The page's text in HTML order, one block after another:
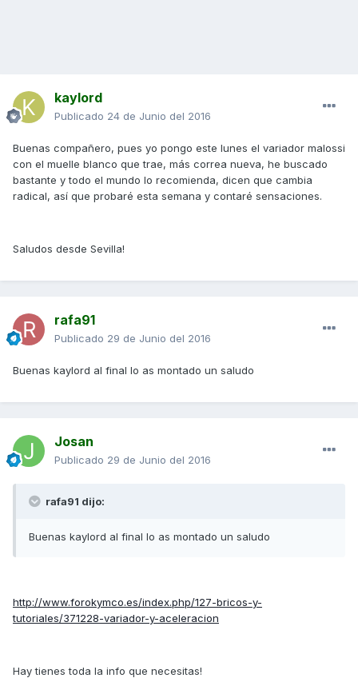
kaylord
Publicado 24 de Junio del 2016
Buenas compañero, pues yo pongo este lunes el variador malossi
con el muelle blanco que trae, más correa nueva, he buscado
bastante y todo el mundo lo recomienda, dicen que cambia
radical, así que probaré esta semana y contaré sensaciones.
Saludos desde Sevilla!
rafa91
Publicado 29 de Junio del 2016
Buenas kaylord al final lo as montado un saludo
Josan
Publicado 29 de Junio del 2016
rafa91 dijo:
Buenas kaylord al final lo as montado un saludo
http://www.forokymco.es/index.php/127-bricos-y-
tutoriales/371228-variador-y-aceleracion
Hay tienes toda la info que necesitas!